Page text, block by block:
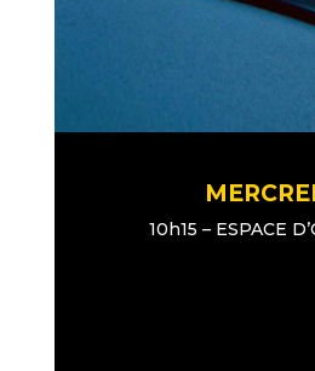
10h15 – ESPACE